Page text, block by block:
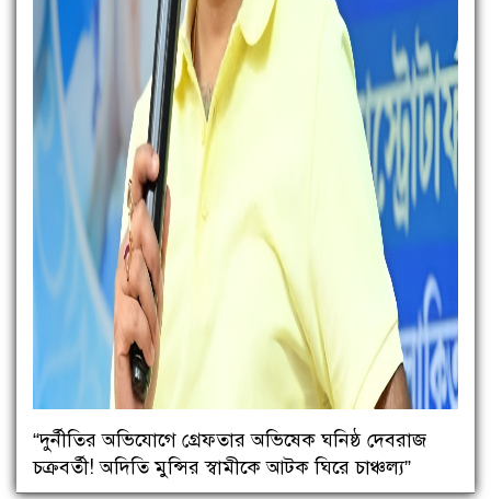
“দুর্নীতির অভিযোগে গ্রেফতার অভিষেক ঘনিষ্ঠ দেবরাজ
চক্রবর্তী! অদিতি মুন্সির স্বামীকে আটক ঘিরে চাঞ্চল্য”